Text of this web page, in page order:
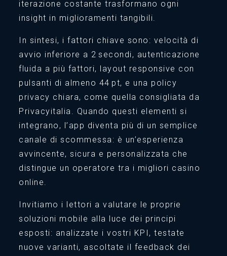
iterazione costante trasformano ogni
insight in miglioramenti tangibili.
In sintesi, i fattori chiave sono: velocità di
avvio inferiore a 2 secondi, autenticazione
fluida a più fattori, layout responsive con
pulsanti di almeno 44 pt, e una policy
privacy chiara, come quella consigliata da
Privacyitalia. Quando questi elementi si
integrano, l’app diventa più di un semplice
canale di scommessa: è un’esperienza
avvincente, sicura e personalizzata che
distingue un operatore tra i migliori casino
online.
Invitiamo i lettori a valutare le proprie
soluzioni mobile alla luce dei principi
esposti: analizzate i vostri KPI, testate
nuove varianti, ascoltate il feedback dei